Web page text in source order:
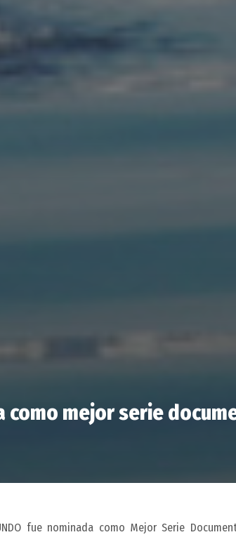
mejor serie
fue nominada como Mejor Serie